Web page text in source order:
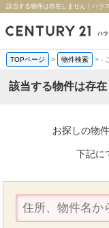
該当する物件は存在しません｜ハウ
TOPページ > 物件検索 >-
該当する物件は存
お探しの物
下記に